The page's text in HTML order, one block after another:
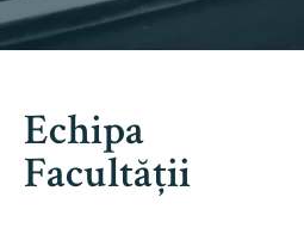
Echipa
Facultății